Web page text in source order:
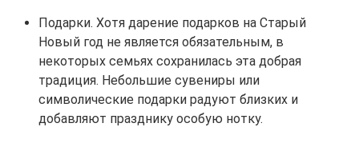
Подарки. Хотя дарение подарков на Старый
Новый год не является обязательным, в
некоторых семьях сохранилась эта добрая
традиция. Небольшие сувениры или
символические подарки радуют близких и
добавляют празднику особую нотку.